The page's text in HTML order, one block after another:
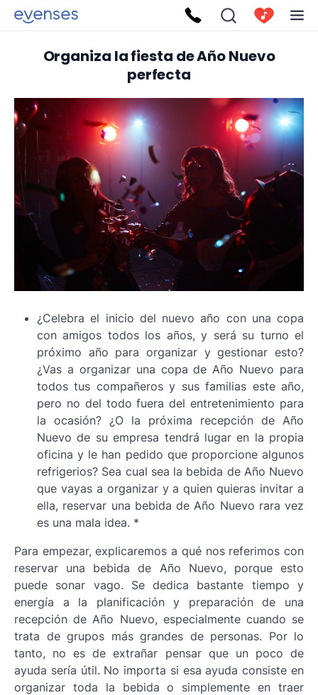
Organiza la fiesta de Año Nuevo
perfecta
¿Celebra el inicio del nuevo año con una copa
con amigos todos los años, y será su turno el
próximo año para organizar y gestionar esto?
¿Vas a organizar una copa de Año Nuevo para
todos tus compañeros y sus familias este año,
pero no del todo fuera del entretenimiento para
la ocasión? ¿O la próxima recepción de Año
Nuevo de su empresa tendrá lugar en la propia
oficina y le han pedido que proporcione algunos
refrigerios? Sea cual sea la bebida de Año Nuevo
que vayas a organizar y a quien quieras invitar a
ella, reservar una bebida de Año Nuevo rara vez
es una mala idea. *
Para empezar, explicaremos a qué nos referimos con
reservar una bebida de Año Nuevo, porque esto
puede sonar vago. Se dedica bastante tiempo y
energía a la planificación y preparación de una
recepción de Año Nuevo, especialmente cuando se
trata de grupos más grandes de personas. Por lo
tanto, no es de extrañar pensar que un poco de
ayuda sería útil. No importa si esa ayuda consiste en
organizar toda la bebida o simplemente en traer